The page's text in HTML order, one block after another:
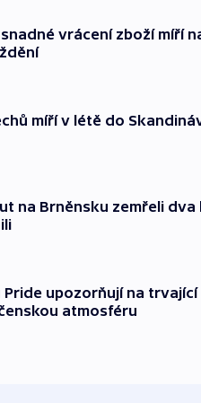
vrácení zboží míří
míří v létě do
na Brněnsku zemřeli dva
Pride upozorňují na trvající
atmosféru